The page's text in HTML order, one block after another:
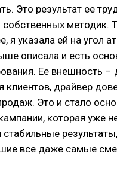
Это результат ее
методик.
я указала ей на угол
описала и есть
Ее внешность –
клиентов, драйвер
Это и стало
которая уже
стабильные результаты,
все даже самые